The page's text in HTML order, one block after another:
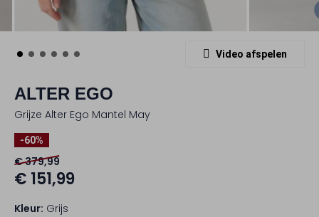
Video afspelen
ALTER EGO
Grijze Alter Ego Mantel May
-60%
€ 379,99
€ 151,99
Kleur: Grijs